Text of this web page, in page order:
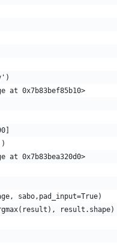
at 0x7b83bef85b10>
at 0x7b83bea320d0>
sabo,pad_input=True)
result.shape)